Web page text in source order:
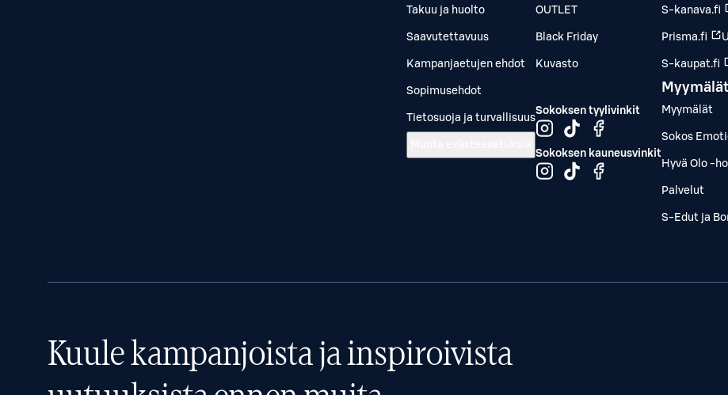
Takuu ja huolto
Saavutettavuus
Kampanjaetujen ehdot
Sopimusehdot
Tietosuoja ja turvallisuus
OUTLET
Black Friday
Kuvasto
Sokoksen tyylivinkit
Sokoksen kauneusvinkit
S-kanava.fi
Prisma.fi
S-kaupat.fi
Myymälät
Myymälät
Sokos
Hyvä Olo -
Palvelut
S-Edut ja
Kuule kampanjoista ja inspiroivista